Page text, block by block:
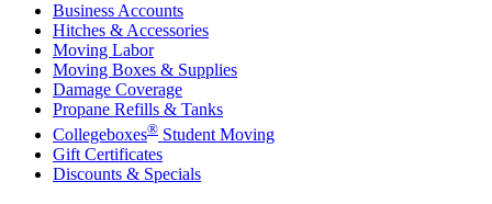
Business Accounts
Hitches & Accessories
Moving Labor
Moving Boxes & Supplies
Damage Coverage
Propane Refills & Tanks
Collegeboxes® Student Moving
Gift Certificates
Discounts & Specials